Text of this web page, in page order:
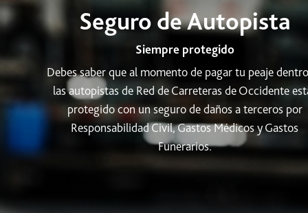
Seguro de Autopista
Siempre protegido
Debes saber que al momento de pagar tu peaje
las autopistas de Red de Carreteras de Occidente
protegido con un seguro de daños a terceros por
Responsabilidad Civil, Gastos Médicos y Gastos
Funerarios.